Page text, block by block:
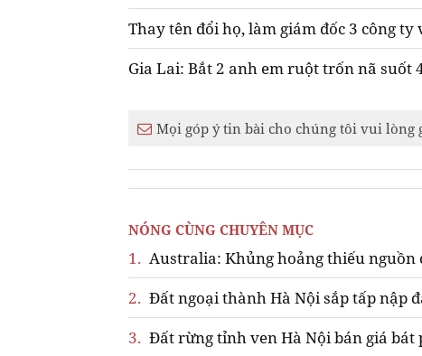
Thay tên đổi họ, làm giám đốc 3 công
Gia Lai: Bắt 2 anh em ruột trốn nã suốt
Mọi góp ý tin bài cho chúng tôi vui lòng
NÓNG CÙNG CHUYÊN MỤC
1. Australia: Khủng hoảng thiếu
2. Đất ngoại thành Hà Nội sắp tấp nập
3. Đất rừng tỉnh ven Hà Nội bán giá bát